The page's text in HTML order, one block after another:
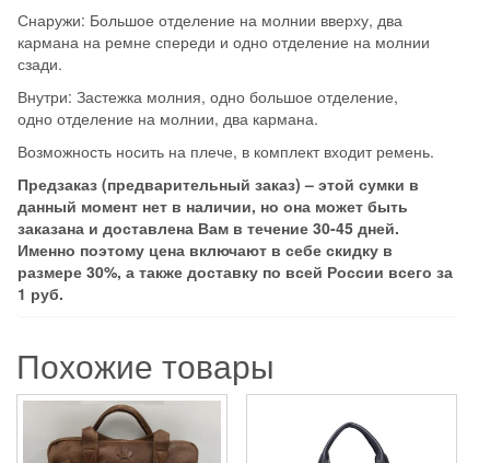
Снаружи: Большое отделение на молнии вверху, два
кармана на ремне спереди и одно отделение на молнии
сзади.
Внутри: Застежка молния, одно большое отделение,
одно отделение на молнии, два кармана.
Возможность носить на плече, в комплект входит ремень.
Предзаказ (предварительный заказ) – этой сумки в
данный момент нет в наличии, но она может быть
заказана и доставлена Вам в течение 30-45 дней.
Именно поэтому цена включают в себе скидку в
размере 30%, а также доставку по всей России всего за
1 руб.
Похожие товары